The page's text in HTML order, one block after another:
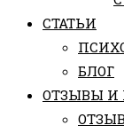
СТАТЬИ
БЛОГ
ОТЗЫВЫ И